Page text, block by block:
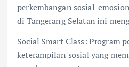
perkembangan sosial-
di Tangerang Selatan ini
Social Smart Class: Program
keterampilan sosial yang